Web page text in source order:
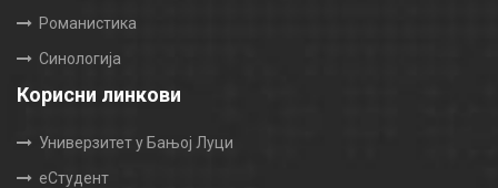
Романистика
Синологија
Корисни линкови
Универзитет у Бањој Луци
еСтудент